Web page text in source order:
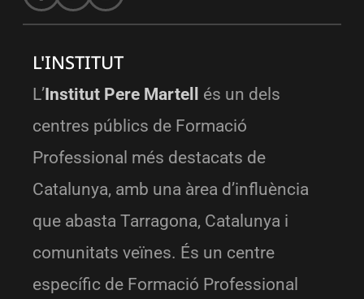
L'INSTITUT
L’Institut Pere Martell
és un dels
centres públics de Formació
Professional més destacats de
Catalunya, amb una àrea d’influència
que abasta Tarragona, Catalunya i
comunitats veïnes. És un centre
específic de Formació Professional